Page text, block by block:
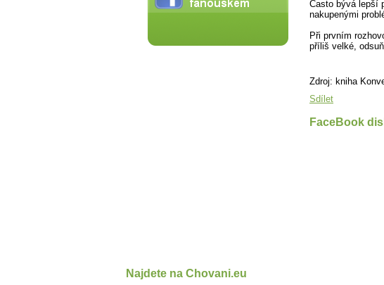
Často bývá lepší
nakupenými
Při prvním
příliš velké,
Zdroj: kniha
Sdílet
FaceBook
Najdete na Chovani.eu